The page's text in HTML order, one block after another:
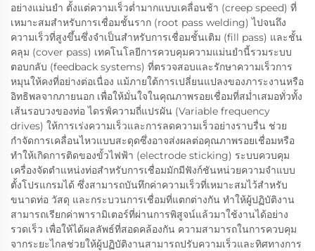
อย่างแม่นยำ ตั้งแต่ความเร็วต่ำมากแบบเคลื่อนช้า (creep speed) ที่
เหมาะสมสำหรับการเชื่อมชั้นราก (root pass welding) ไปจนถึง
ความเร็วที่สูงขึ้นซึ่งจำเป็นสำหรับการเชื่อมชั้นเติม (fill pass) และชั้น
คลุม (cover pass) เทคโนโลยีการควบคุมความแม่นยำนี้รวมระบบ
ตอบกลับ (feedback systems) ที่ตรวจสอบและรักษาความเร็วการ
หมุนให้คงที่อย่างต่อเนื่อง แม้ภายใต้การเปลี่ยนแปลงของภาระงานหรือ
อิทธิพลจากภายนอก เพื่อให้มั่นใจในคุณภาพรอยเชื่อมที่สม่ำเสมอทั่วทั้ง
เส้นรอบวงของท่อ ไดรฟ์ความถี่แปรผัน (Variable frequency
drives) ให้การเร่งความเร็วและการลดความเร็วอย่างราบรื่น ช่วย
กำจัดการเคลื่อนไหวแบบสะดุดซึ่งอาจส่งผลต่อคุณภาพรอยเชื่อมหรือ
ทำให้เกิดการติดของขั้วไฟฟ้า (electrode sticking) ระบบควบคุม
เครื่องจัดตำแหน่งท่อสำหรับการเชื่อมมักมีฟังก์ชันหน่วยความจำแบบ
ตั้งโปรแกรมได้ ซึ่งสามารถบันทึกค่าความเร็วที่เหมาะสมไว้สำหรับ
ขนาดท่อ วัสดุ และกระบวนการเชื่อมที่แตกต่างกัน ทำให้ผู้ปฏิบัติงาน
สามารถเรียกค่าพารามิเตอร์ที่ผ่านการพิสูจน์แล้วมาใช้งานได้อย่าง
รวดเร็ว เพื่อให้ได้ผลลัพธ์ที่สอดคล้องกัน ความสามารถในการควบคุม
จากระยะไกลช่วยให้ผู้ปฏิบัติงานสามารถปรับความเร็วและทิศทางการ